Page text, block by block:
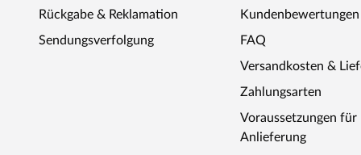
Rückgabe & Reklamation
Sendungsverfolgung
Kundenbewertungen
FAQ
Versandkosten &
Zahlungsarten
Voraussetzungen für
Anlieferung